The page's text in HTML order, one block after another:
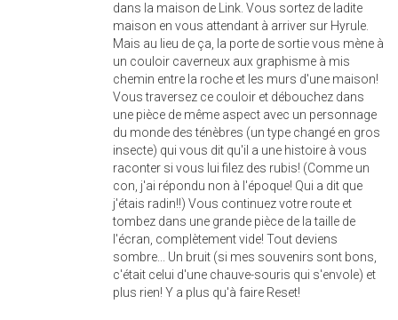
dans la maison de Link. Vous sortez de ladite
maison en vous attendant à arriver sur Hyrule.
Mais au lieu de ça, la porte de sortie vous mène à
un couloir caverneux aux graphisme à mis
chemin entre la roche et les murs d'une maison!
Vous traversez ce couloir et débouchez dans
une pièce de même aspect avec un personnage
du monde des ténèbres (un type changé en gros
insecte) qui vous dit qu'il a une histoire à vous
raconter si vous lui filez des rubis! (Comme un
con, j'ai répondu non à l'époque! Qui a dit que
j'étais radin!!) Vous continuez votre route et
tombez dans une grande pièce de la taille de
l'écran, complètement vide! Tout deviens
sombre... Un bruit (si mes souvenirs sont bons,
c'était celui d'une chauve-souris qui s'envole) et
plus rien! Y a plus qu'à faire Reset!